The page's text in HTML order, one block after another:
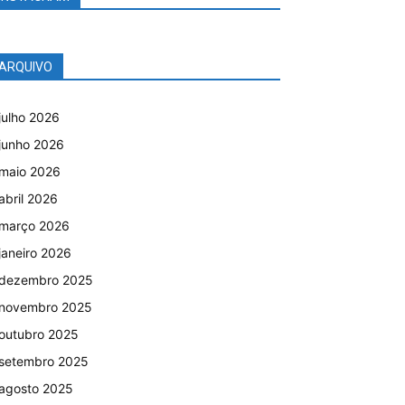
2026
2026
2026
2026
2026
2026
2025
2025
2025
2025
2025